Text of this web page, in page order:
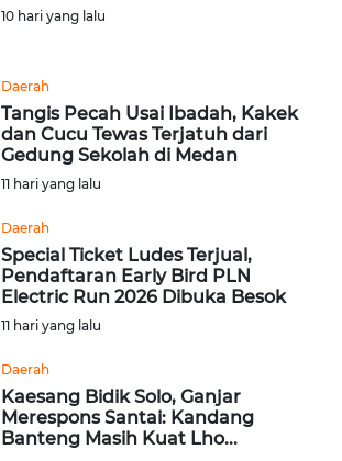
10 hari yang lalu
Daerah
Tangis Pecah Usai Ibadah, Kakek
dan Cucu Tewas Terjatuh dari
Gedung Sekolah di Medan
11 hari yang lalu
Daerah
Special Ticket Ludes Terjual,
Pendaftaran Early Bird PLN
Electric Run 2026 Dibuka Besok
11 hari yang lalu
Daerah
Kaesang Bidik Solo, Ganjar
Merespons Santai: Kandang
Banteng Masih Kuat Lho...